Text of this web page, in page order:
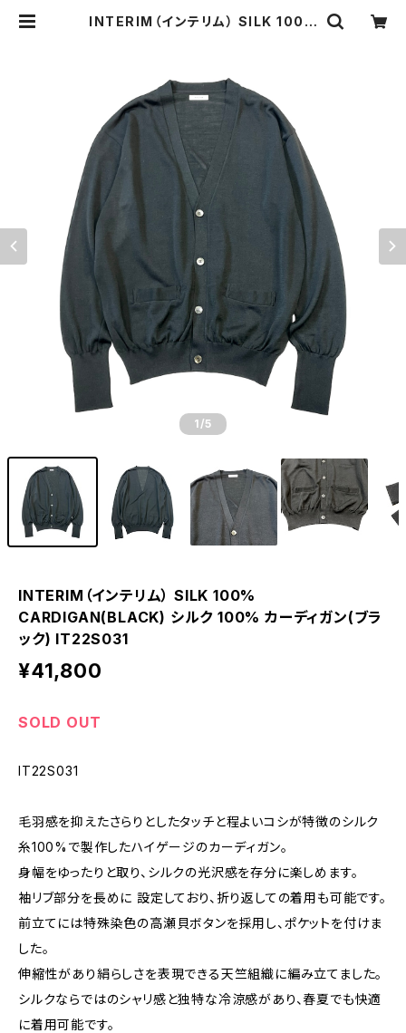
INTERIM（インテリム） SILK 100%
1 /5
INTERIM（インテリム） SILK 100%
CARDIGAN(BLACK) シルク 100% カーディガン(ブラ
ック) IT22S031
¥41,800
SOLD OUT
IT22S031
毛羽感を抑えたさらりとしたタッチと程よいコシが特徴のシルク
糸100%で製作したハイゲージのカーディガン。
身幅をゆったりと取り、シルクの光沢感を存分に楽しめます。
袖リブ部分を長めに 設定しており、折り返しての着用も可能です。
前立てには特殊染色の高瀬貝ボタンを採用し、ポケットを付けま
した。
伸縮性があり絹らしさを表現できる天竺組織に編み立てました。
シルクならではのシャリ感と独特な冷涼感があり、春夏でも快適
に着用可能です。